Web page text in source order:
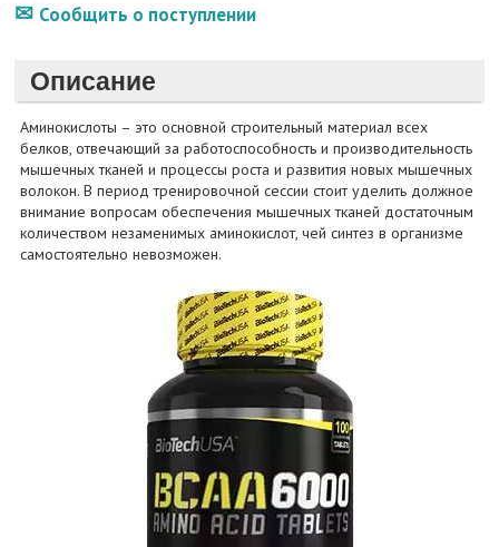
Сообщить о поступлении
Описание
Аминокислоты – это основной строительный материал всех
белков, отвечающий за работоспособность и производительность
мышечных тканей и процессы роста и развития новых мышечных
волокон. В период тренировочной сессии стоит уделить должное
внимание вопросам обеспечения мышечных тканей достаточным
количеством незаменимых аминокислот, чей синтез в организме
самостоятельно невозможен.